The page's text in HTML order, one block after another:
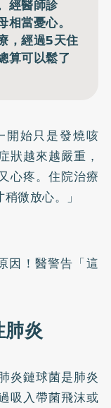
經醫師診
當憂心。
，經過5天住
算可以鬆了
開始只是發燒咳
狀越來越嚴重，
心疼。住院治療
微放心。」
因！醫警告「這
炎
炎鏈球菌是肺炎
吸入帶菌飛沫或